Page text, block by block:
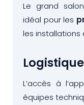
Le grand
idéal pour les
les installations
L’accès à
équipes